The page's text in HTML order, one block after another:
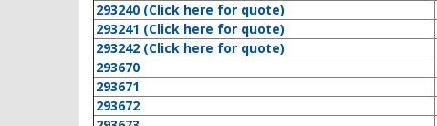
293240 (Click here for quote)
293241 (Click here for quote)
293242 (Click here for quote)
293670
293671
293672